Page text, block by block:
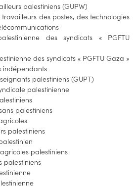
palestiniens (GUPW)
des postes, des technologies
des syndicats « PGFTU
des syndicats « PGFTU Gaza »
indépendants
palestiniens (GUPT)
palestinienne
palestiniens
palestiniens
palestiniens
palestiniens